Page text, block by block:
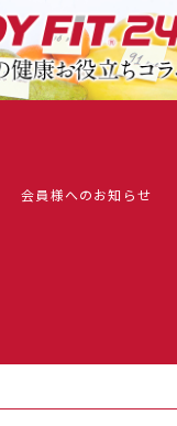
会員様へのお知らせ